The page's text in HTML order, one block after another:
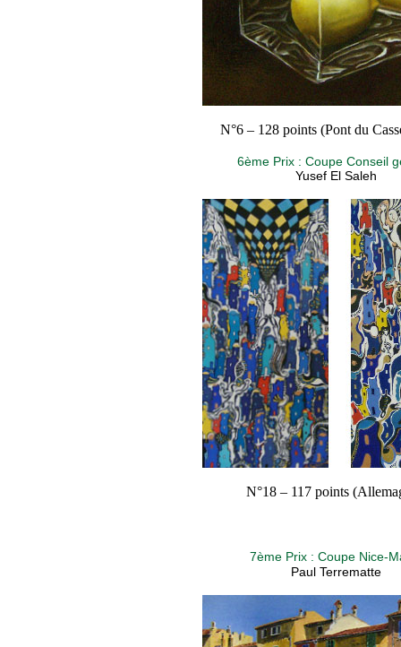
N°6 – 128 points (Pont du
6ème Prix : Coupe Conseil
Yusef El Saleh
N°18 – 117 points
7ème Prix : Coupe Nice-
Paul Terrematte